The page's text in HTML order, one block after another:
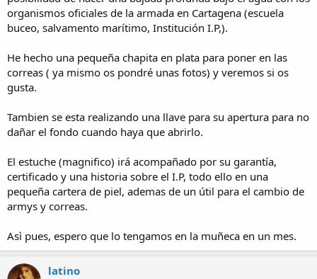
organismos oficiales de la armada en Cartagena (escuela
buceo, salvamento marítimo, Institución I.P,).
He hecho una pequeña chapita en plata para poner en las
correas ( ya mismo os pondré unas fotos) y veremos si os
gusta.
Tambien se esta realizando una llave para su apertura para no
dañar el fondo cuando haya que abrirlo.
El estuche (magnifico) irá acompañado por su garantía,
certificado y una historia sobre el I.P, todo ello en una
pequeña cartera de piel, ademas de un útil para el cambio de
armys y correas.
Asì pues, espero que lo tengamos en la muñeca en un mes.
latino